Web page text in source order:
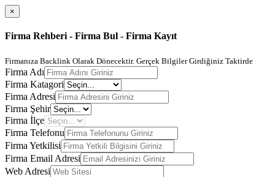
×
Firma Rehberi - Firma Bul - Firma Kayıt
Firmanıza Backlink Olarak Dönecektir. Gerçek Bilgiler Girdiğiniz Taktirde
Firma Adı
Firma Katagori
Firma Adresi
Firma Şehir
Firma İlçe
Firma Telefonu
Firma Yetkilisi
Firma Email Adresi
Web Adresi